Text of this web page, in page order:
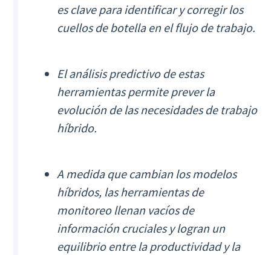
es clave para identificar y corregir los
cuellos de botella en el flujo de trabajo.
El análisis predictivo de estas
herramientas permite prever la
evolución de las necesidades de trabajo
híbrido.
A medida que cambian los modelos
híbridos, las herramientas de
monitoreo llenan vacíos de
información cruciales y logran un
equilibrio entre la productividad y la